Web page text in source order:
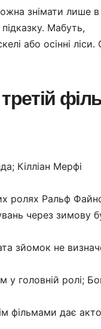
знімати лише в
Мабуть,
або осінні
Кілліан Мерфі
ролях Ральф
через зимову
зйомок не
у головній ролі;
фільмами дає